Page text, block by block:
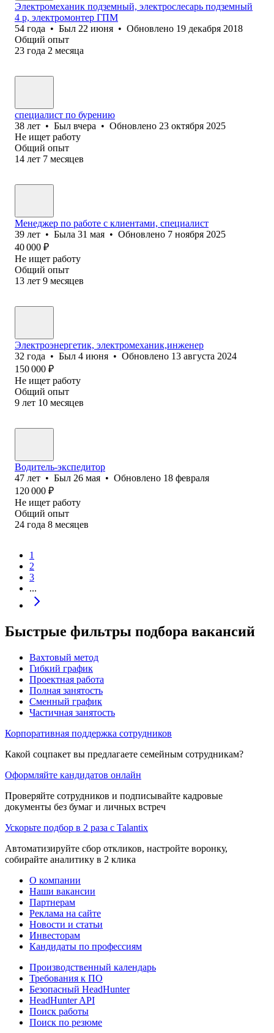
Электромеханик подземный, электрослесарь подземный
4 р, электромонтер ГПМ
54 года • Был 22 июня • Обновлено 19 декабря 2018
Общий опыт
23 года 2 месяца
специалист по бурению
38 лет • Был вчера • Обновлено 23 октября 2025
Не ищет работу
Общий опыт
14 лет 7 месяцев
Менеджер по работе с клиентами, специалист
39 лет • Была 31 мая • Обновлено 7 ноября 2025
40 000 ₽
Не ищет работу
Общий опыт
13 лет 9 месяцев
Электроэнергетик, электромеханик,инженер
32 года • Был 4 июня • Обновлено 13 августа 2024
150 000 ₽
Не ищет работу
Общий опыт
9 лет 10 месяцев
Водитель-экспедитор
47 лет • Был 26 мая • Обновлено 18 февраля
120 000 ₽
Не ищет работу
Общий опыт
24 года 8 месяцев
1
2
3
...
Быстрые фильтры подбора вакансий
Вахтовый метод
Гибкий график
Проектная работа
Полная занятость
Сменный график
Частичная занятость
Корпоративная поддержка сотрудников
Какой соцпакет вы предлагаете семейным сотрудникам?
Оформляйте кандидатов онлайн
Проверяйте сотрудников и подписывайте кадровые
документы без бумаг и личных встреч
Ускорьте подбор в 2 раза с Talantix
Автоматизируйте сбор откликов, настройте воронку,
собирайте аналитику в 2 клика
О компании
Наши вакансии
Партнерам
Реклама на сайте
Новости и статьи
Инвесторам
Кандидаты по профессиям
Производственный календарь
Требования к ПО
Безопасный HeadHunter
HeadHunter API
Поиск работы
Поиск по резюме